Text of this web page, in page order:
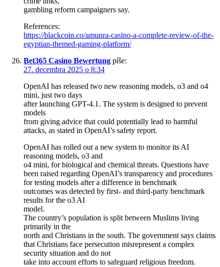
gambling reform campaigners say.
References:
https://blackcoin.co/amunra-casino-a-complete-review-of-the-
egyptian-themed-gaming-platform/
Bet365 Casino Bewertung píše:
27. decembra 2025 o 8:34
OpenAI has released two new reasoning models, o3 and o4
mini, just two days
after launching GPT-4.1. The system is designed to prevent
models
from giving advice that could potentially lead to harmful
attacks, as stated in OpenAI’s safety report.
OpenAI has rolled out a new system to monitor its AI
reasoning models, o3 and
o4 mini, for biological and chemical threats. Questions have
been raised regarding OpenAI’s transparency and procedures
for testing models after a difference in benchmark
outcomes was detected by first- and third-party benchmark
results for the o3 AI
model.
The country’s population is split between Muslims living
primarily in the
north and Christians in the south. The government says claims
that Christians face persecution misrepresent a complex
security situation and do not
take into account efforts to safeguard religious freedom.